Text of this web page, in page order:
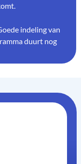
indeling van
duurt nog